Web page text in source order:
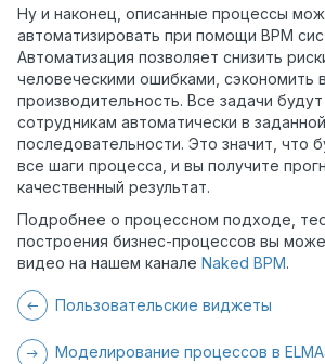
Ну и наконец, описанные процессы
автоматизировать при помощи BPM
Автоматизация позволяет снизить
человеческими ошибками, сэкономить
производительность. Все задачи будут
сотрудникам автоматически в
последовательности. Это значит, что
все шаги процесса, и вы получите
качественный результат.
Подробнее о процессном подходе,
построения бизнес-процессов вы
видео на нашем канале Naked BPM.
Пользовательские виджеты
Моделирование процессов в